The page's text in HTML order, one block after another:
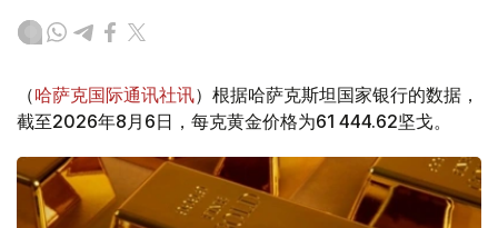
（哈萨克国际通讯社讯）根据哈萨克斯坦国家银行的数据，
截至2026年8月6日，每克黄金价格为61 444.62坚戈。